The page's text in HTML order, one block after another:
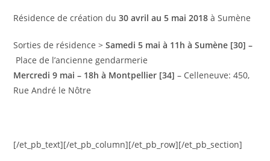
Résidence de création du30 avril au 5 mai 2018à Sumène
Sorties de résidence >Samedi 5 mai à 11h à Sumène [30] –
Place de l’ancienne gendarmerie
Mercredi 9 mai – 18h à Montpellier [34]– Celleneuve: 450,
Rue André le Nôtre
[/et_pb_text][/et_pb_column][/et_pb_row][/et_pb_section]